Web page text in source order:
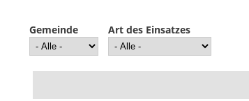
Gemeinde Art des Einsatzes